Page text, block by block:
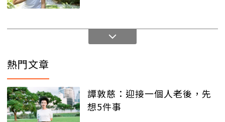
熱門文章
譚敦慈：迎接一個人老後，先
想5件事